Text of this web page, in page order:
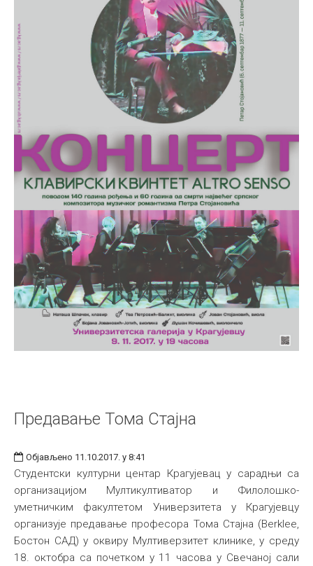
Предавање Тома Стајна
Објављено 11.10.2017. у 8:41
Студентски културни центар Крагујевац у сарадњи са
организацијом Мултикултиватор и Филолошко-
уметничким факултетом Универзитета у Крагујевцу
организује предавање професора Тома Стајна (Berklee,
Бостон САД) у оквиру Мултиверзитет клинике, у среду
18. октобра са почетком у 11 часова у Свечаној сали